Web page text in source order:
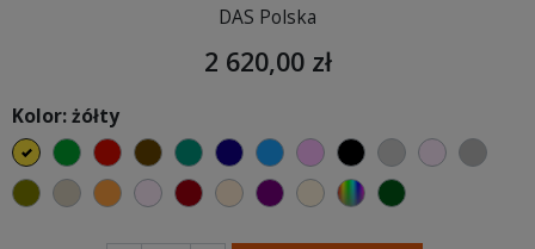
DAS Polska
2 620,00 zł
Kolor: żółty
żółtyzielonyczerwonyczekoladowy
turkusowygranatowyniebieski
różowyczarnyjasnoszary
jasny róż
szary
oliwkowy
beżowypomarańczowy
pastelowy róż
bordowyciepły kremowy
fioletowa purpura
ecru beżowy
wybór koloru
ciemno zielony